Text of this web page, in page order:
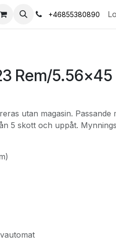
+46855380890
Rem/5.56x45
utan magasin. Passande
5 skott och uppåt.